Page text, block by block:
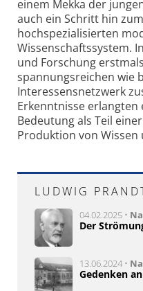
einem Mekka der
auch ein Schritt hin
hochspezialisierten
Wissenschaftssystem.
und Forschung
spannungsreichen wie
Interessensnetzwerk
Erkenntnisse erlangten
Bedeutung als Teil
Produktion von Wissen
LUDWIG
04.02.2025 •
Der
13.06.2024 •
Gedenken